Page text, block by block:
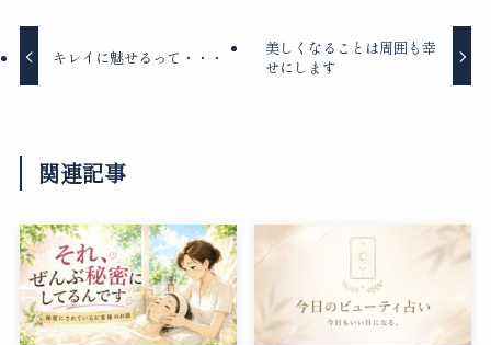
キレイに魅せるって・・・
美しくなることは周囲も幸
せにします
関連記事